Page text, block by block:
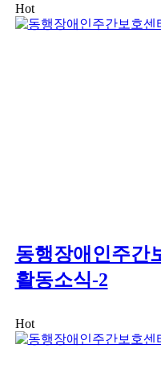
Hot
동행장애인주간
활동소식-2
Hot